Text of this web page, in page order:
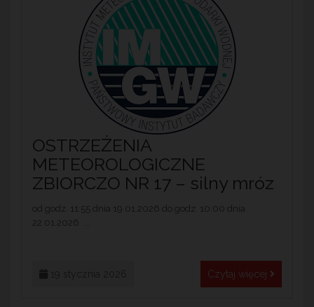
OSTRZEŻENIA
METEOROLOGICZNE
ZBIORCZO NR 17 – silny mróz
od godz. 11:55 dnia 19.01.2026 do godz. 10:00 dnia
22.01.2026 ...
Czytaj więcej